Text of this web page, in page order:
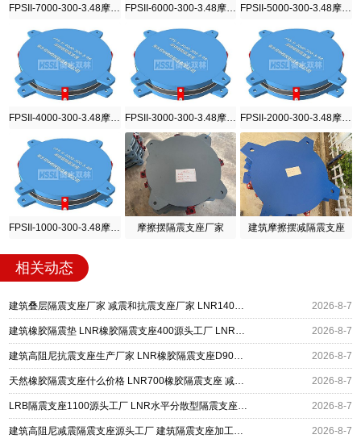
FPSII-6000-300-3.48摩擦摆隔震支座
FPSII-3000-300-3.48摩擦摆隔震支座
摩擦摆隔震支座厂家 建筑摩擦摆减隔震支座
相关动态
建筑叠层隔震支座厂家 减震和抗震支座厂家 LNR1400隔震支座厂家 2026-8-7
建筑橡胶隔震垫 LNR橡胶隔震支座400源头工厂 LNR橡胶隔震支座900(II型) 2026-8-7
建筑高阻尼抗震支座生产厂家 LNR橡胶隔震支座D900 铅芯建筑橡胶隔震支座 2026-8-7
天然橡胶隔震支座什么价格 LNR700橡胶隔震支座 减震隔震支座工厂生产厂家 2026-8-7
LRB隔震支座1100源头工厂 LNR水平分散型隔震支座生产厂家 橡胶隔震支座价格厂家 2026-8-7
建筑高阻尼减震隔震支座源头工厂 建筑隔震支座加工生产厂家 LNR400天然橡胶支座厂家电话 2026-8-7